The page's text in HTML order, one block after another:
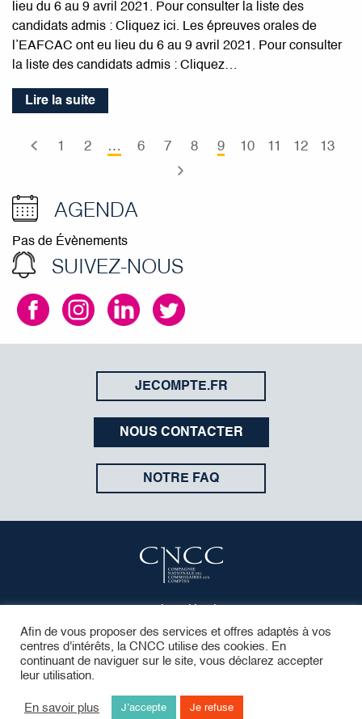
lieu du 6 au 9 avril 2021. Pour consulter la liste des
candidats admis : Cliquez ici. Les épreuves orales de
l’EAFCAC ont eu lieu du 6 au 9 avril 2021. Pour consulter
la liste des candidats admis : Cliquez…
Lire la suite
1 2 … 6 7 8 9 10 11 12 13
AGENDA
Pas de Évènements
SUIVEZ-NOUS
JECOMPTE.FR
NOUS CONTACTER
NOTRE FAQ
Protection des données
Contact
FAQ
Afin de vous proposer des services et offres adaptés à vos
centres d'intérêts, la CNCC utilise des cookies. En
continuant de naviguer sur le site, vous déclarez accepter
leur utilisation.
En savoir plus J’accepte Je refuse